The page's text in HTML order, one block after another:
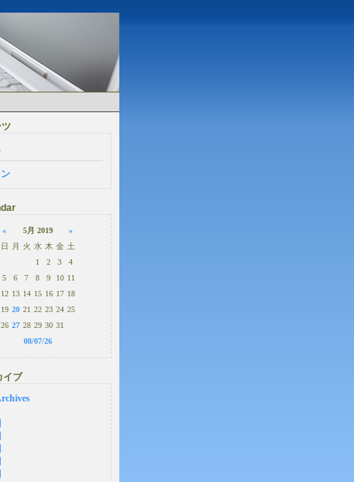
« 5月 2019
»
日
月 火 水 木 金 土
1
2 3
4
5
6 7 8 9 10 11
12 13 14 15 16 17 18
19 20 21 22 23 24 25
26 27 28 29 30 31
08/07/26
イブ